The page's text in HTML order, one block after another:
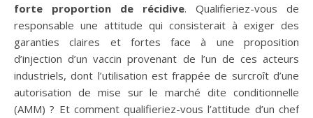
forte proportion de récidive. Qualifieriez-vous de
responsable une attitude qui consisterait à exiger des
garanties claires et fortes face à une proposition
d’injection d’un vaccin provenant de l’un de ces acteurs
industriels, dont l’utilisation est frappée de surcroît d’une
autorisation de mise sur le marché dite conditionnelle
(AMM) ? Et comment qualifieriez-vous l’attitude d’un chef